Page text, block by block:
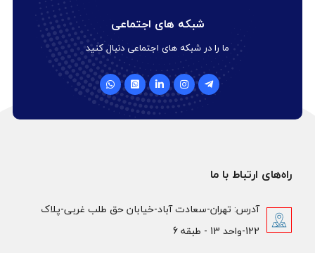
شبکه های اجتماعی
ما را در شبکه های اجتماعی دنبال کنید
راه‌های ارتباط با ما
آدرس: تهران-سعادت آباد-خیابان حق طلب غربی-پلاک
122-واحد 13 - طبقه 6